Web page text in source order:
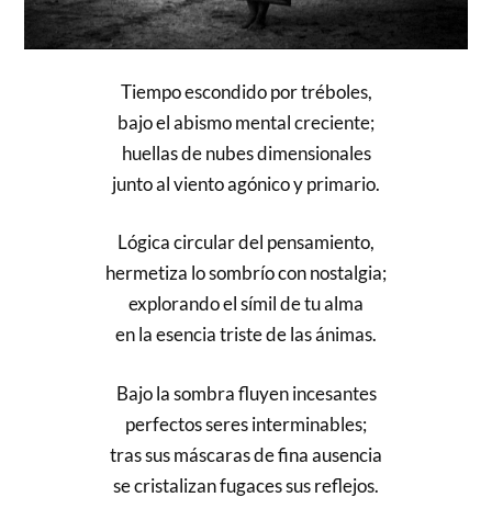
Tiempo escondido por tréboles,
bajo el abismo mental creciente;
huellas de nubes dimensionales
junto al viento agónico y primario.
Lógica circular del pensamiento,
hermetiza lo sombrío con nostalgia;
explorando el símil de tu alma
en la esencia triste de las ánimas.
Bajo la sombra fluyen incesantes
perfectos seres interminables;
tras sus máscaras de fina ausencia
se cristalizan fugaces sus reflejos.